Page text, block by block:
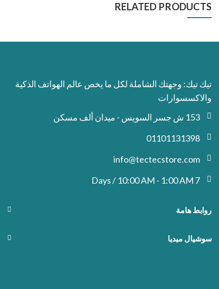
RELATED PRODUCTS
تيك تيك: وجهتك الشاملة لكل ما يخص عالم الهواتف الذكية
والاكسسوارات
153 ش جسر السويس - ميدان ألف مسكن
01101131398
info@tectecstore.com
7 Days / 10:00 AM - 1:00 AM
روابط هامة
سوشيال ميديا